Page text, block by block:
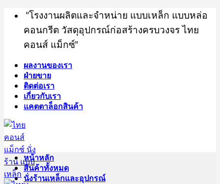
Skip
content
"โรงงานผลิตและจำหน่าย แบบเหล็ก แบบหล่อ
คอนกรีต วัสดุอุปกรณ์ก่อสร้างครบวงจร ไทย
คอนส์ แม็กซ์"
ผลงานของเรา
ฝ่ายขาย
ติดต่อเรา
เกี่ยวกับเรา
แคตตาล็อกสินค้า
หน้าหลัก
สินค้าทั้งหมด
นั่งร้านเหล็กและอุปกรณ์